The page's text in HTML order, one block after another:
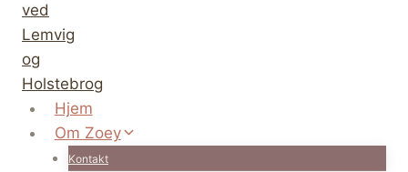
Hjem
Om Zoey
Kontakt